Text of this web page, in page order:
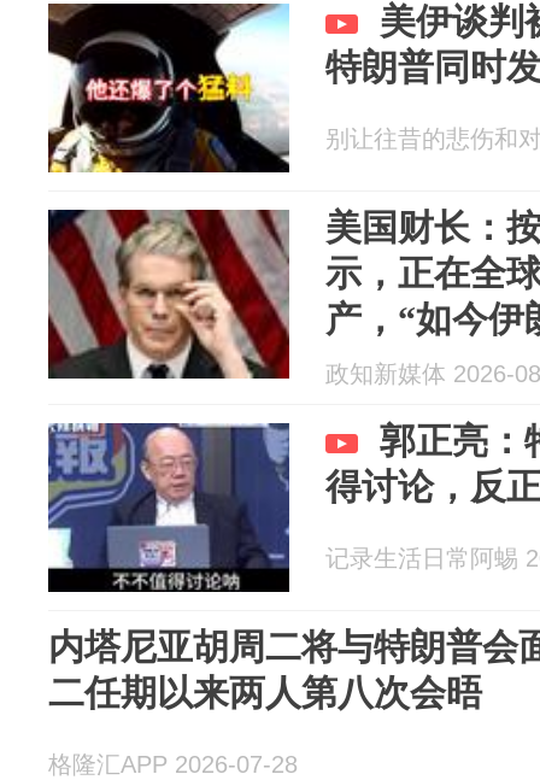
美伊谈判
特朗普同时
别让往昔的悲伤和
美国财长：
示，正在全
产，“如今伊
饷”
政知新媒体 2026-
郭正亮：
得讨论，反
记录生活日常阿蜴
内塔尼亚胡周二将与特朗普会
二任期以来两人第八次会晤
格隆汇APP 2026-07-28